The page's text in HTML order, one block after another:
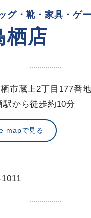
グ・靴・家具・ゲ
栖店
市蔵上2丁目177番地
駅から徒歩約10分
mapで見る